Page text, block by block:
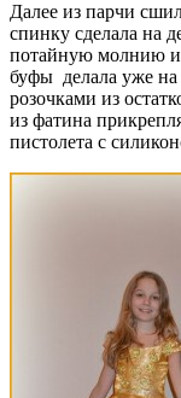
Далее из парчи
спинку сделала на
потайную молнию и
буфы делала уже
розочками из
из фатина
пистолета с